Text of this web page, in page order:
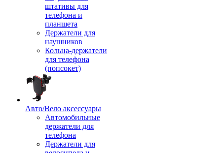
штативы для
телефона и
планшета
Держатели для
наушников
Кольца-держатели
для телефона
(попсокет)
Авто/Вело аксессуары
Автомобильные
держатели для
телефона
Держатели для